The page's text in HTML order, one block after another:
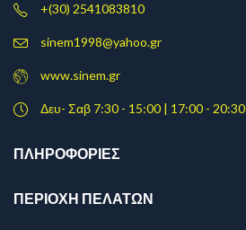
+(30) 2541083810
sinem1998@yahoo.gr
www.sinem.gr
Δευ- Σαβ 7:30 - 15:00 | 17:00 - 20:30
ΠΛΗΡΟΦΟΡΊΕΣ
ΠΕΡΙΟΧΗ ΠΕΛΑΤΩΝ